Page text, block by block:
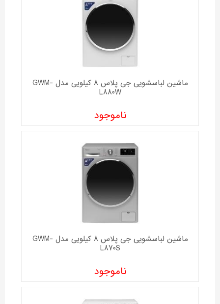
ماشین لباسشویی جی پلاس 8 کیلویی مدل GWM-
L880W
ناموجود
ماشین لباسشویی جی پلاس 8 کیلویی مدل GWM-
L870S
ناموجود